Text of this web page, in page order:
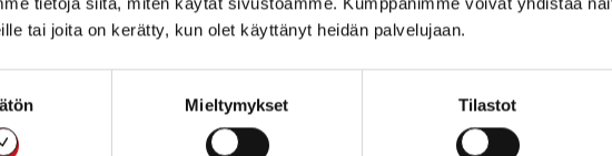
tai joita on kerätty, kun olet käyttänyt heidän palvelujaan.
Mieltymykset Tilastot
0
tapahtumat,
19
0
tapahtumat,
20
0
21